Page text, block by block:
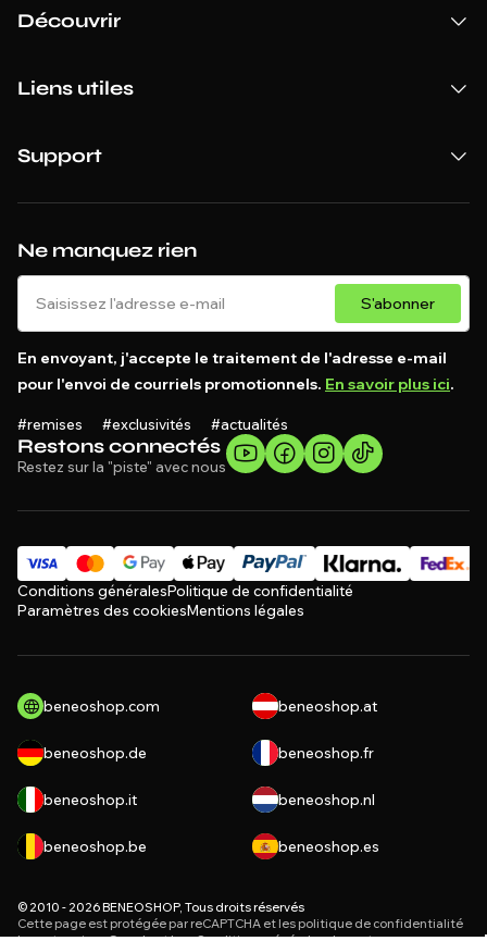
Restons connectés
Restez sur la "piste" avec nous
Ne manquez rien
S'abonner
En envoyant, j'accepte le traitement de l'adresse e-mail
pour l'envoi de courriels promotionnels. En savoir plus ici.
#remises #exclusivités #actualités
Découvrir
Liens utiles
Support
Conditions généralesPolitique de confidentialité
Paramètres des cookiesMentions légales
beneoshop.com beneoshop.at
beneoshop.de beneoshop.fr
beneoshop.it beneoshop.nl
beneoshop.be beneoshop.es
© 2010 - 2026 BENEOSHOP, Tous droits réservés
Cette page est protégée par reCAPTCHA et les politique de confidentialité